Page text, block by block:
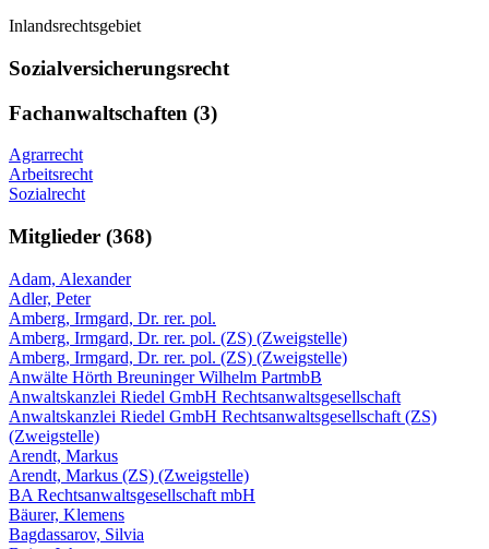
Inlandsrechtsgebiet
Sozialversicherungsrecht
Fachanwaltschaften (3)
Agrarrecht
Arbeitsrecht
Sozialrecht
Mitglieder (368)
Adam, Alexander
Adler, Peter
Amberg, Irmgard, Dr. rer. pol.
Amberg, Irmgard, Dr. rer. pol. (ZS) (Zweigstelle)
Amberg, Irmgard, Dr. rer. pol. (ZS) (Zweigstelle)
Anwälte Hörth Breuninger Wilhelm PartmbB
Anwaltskanzlei Riedel GmbH Rechtsanwaltsgesellschaft
Anwaltskanzlei Riedel GmbH Rechtsanwaltsgesellschaft (ZS)
(Zweigstelle)
Arendt, Markus
Arendt, Markus (ZS) (Zweigstelle)
BA Rechtsanwaltsgesellschaft mbH
Bäurer, Klemens
Bagdassarov, Silvia